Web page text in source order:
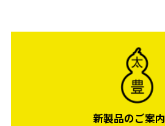
新製品のご案内